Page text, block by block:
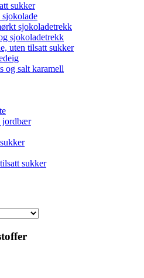
sukker
sjokolade
sjokoladetrekk
sjokoladetrekk
uten tilsatt sukker
og salt karamell
jordbær
sukker